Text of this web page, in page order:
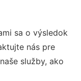
sa o výsledok
nás pre
služby, ako